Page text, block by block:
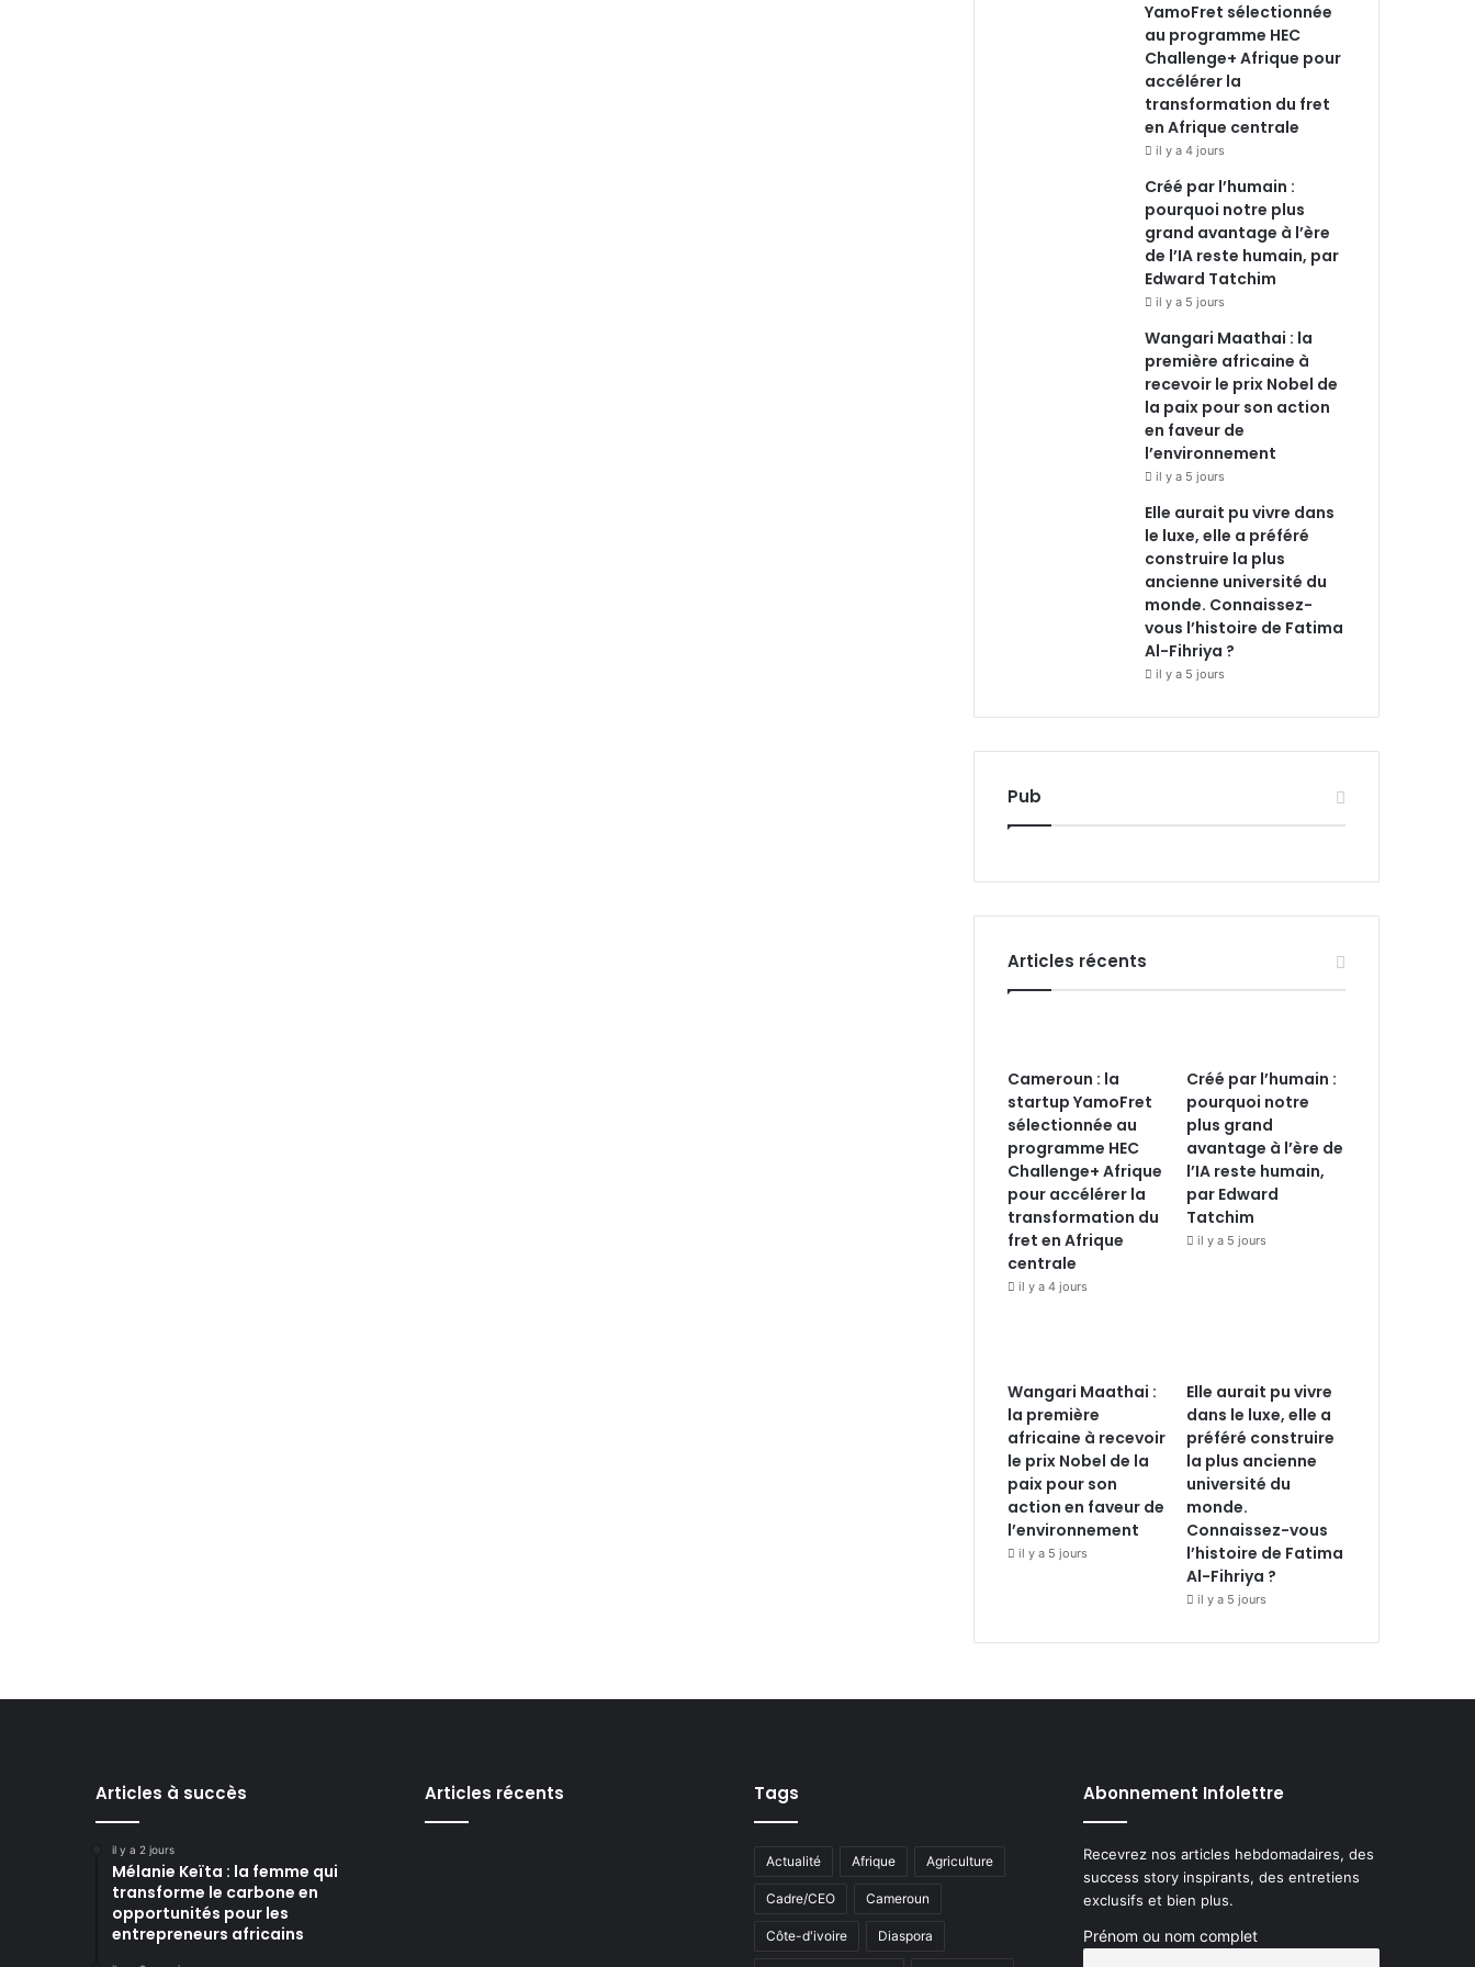
YamoFret sélectionnée
au programme HEC
Challenge+ Afrique pour
accélérer la
transformation du fret
en Afrique centrale
il y a 4 jours
Créé par l’humain :
pourquoi notre plus
grand avantage à l’ère
de l’IA reste humain, par
Edward Tatchim
il y a 5 jours
Wangari Maathai : la
première africaine à
recevoir le prix Nobel de
la paix pour son action
en faveur de
l’environnement
il y a 5 jours
Elle aurait pu vivre dans
le luxe, elle a préféré
construire la plus
ancienne université du
monde. Connaissez-
vous l’histoire de Fatima
Al-Fihriya ?
il y a 5 jours
Pub
Articles récents
Cameroun : la
startup YamoFret
sélectionnée au
programme HEC
Challenge+ Afrique
pour accélérer la
transformation du
fret en Afrique
centrale
il y a 4 jours
Créé par l’humain :
pourquoi notre
plus grand
avantage à l’ère de
l’IA reste humain,
par Edward
Tatchim
il y a 5 jours
Wangari Maathai :
la première
africaine à recevoir
le prix Nobel de la
paix pour son
action en faveur de
l’environnement
il y a 5 jours
Elle aurait pu vivre
dans le luxe, elle a
préféré construire
la plus ancienne
université du
monde.
Connaissez-vous
l’histoire de Fatima
Al-Fihriya ?
il y a 5 jours
Articles à succès
il y a 2 jours
Mélanie Keïta : la femme qui
transforme le carbone en
opportunités pour les
entrepreneurs africains
Articles récents Tags
Actualité Afrique Agriculture
Cadre/CEO Cameroun
Côte-d'ivoire Diaspora
Abonnement Infolettre
Recevrez nos articles hebdomadaires, des
success story inspirants, des entretiens
exclusifs et bien plus.
Prénom ou nom complet